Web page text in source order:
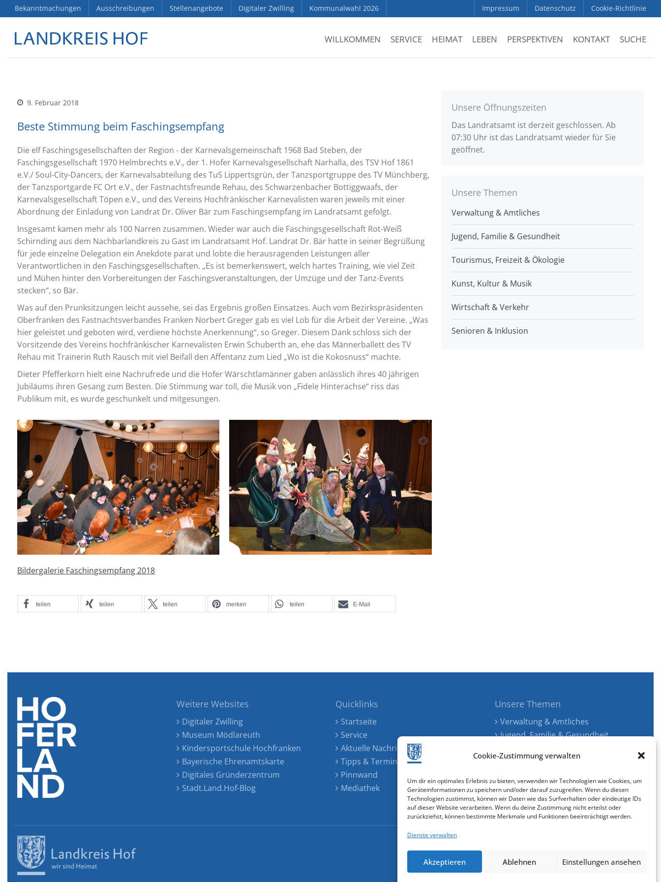
Cookie-Zustimmung verwalten
Um dir ein optimales Erlebnis zu bieten, verwenden wir Technologien wie Cookies, um
Geräteinformationen zu speichern und/oder darauf zuzugreifen. Wenn du diesen
Technologien zustimmst, können wir Daten wie das Surfverhalten oder eindeutige IDs
auf dieser Website verarbeiten. Wenn du deine Zustimmung nicht erteilst oder
zurückziehst, können bestimmte Merkmale und Funktionen beeinträchtigt werden.
Dienste verwalten
Akzeptieren Ablehnen Einstellungen ansehen
Bekanntmachungen Ausschreibungen Stellenangebote Digitaler Zwilling Kommunalwahl 2026 Impressum Datenschutz Cookie-Richtlinie
WILLKOMMEN SERVICE HEIMAT LEBEN PERSPEKTIVEN KONTAKT SUCHE
9. Februar 2018
Beste Stimmung beim Faschingsempfang
Die elf Faschingsgesellschaften der Region - der Karnevalsgemeinschaft 1968 Bad Steben, der
Faschingsgesellschaft 1970 Helmbrechts e.V., der 1. Hofer Karnevalsgesellschaft Narhalla, des TSV Hof 1861
e.V./ Soul-City-Dancers, der Karnevalsabteilung des TuS Lippertsgrün, der Tanzsportgruppe des TV Münchberg,
der Tanzsportgarde FC Ort e.V., der Fastnachtsfreunde Rehau, des Schwarzenbacher Bottiggwaafs, der
Karnevalsgesellschaft Töpen e.V., und des Vereins Hochfränkischer Karnevalisten waren jeweils mit einer
Abordnung der Einladung von Landrat Dr. Oliver Bär zum Faschingsempfang im Landratsamt gefolgt.
Insgesamt kamen mehr als 100 Narren zusammen. Wieder war auch die Faschingsgesellschaft Rot-Weiß
Schirnding aus dem Nachbarlandkreis zu Gast im Landratsamt Hof. Landrat Dr. Bär hatte in seiner Begrüßung
für jede einzelne Delegation ein Anekdote parat und lobte die herausragenden Leistungen aller
Verantwortlichen in den Faschingsgesellschaften. „Es ist bemerkenswert, welch hartes Training, wie viel Zeit
und Mühen hinter den Vorbereitungen der Faschingsveranstaltungen, der Umzüge und der Tanz-Events
stecken“, so Bär.
Was auf den Prunksitzungen leicht aussehe, sei das Ergebnis großen Einsatzes. Auch vom Bezirkspräsidenten
Oberfranken des Fastnachtsverbandes Franken Norbert Greger gab es viel Lob für die Arbeit der Vereine. „Was
hier geleistet und geboten wird, verdiene höchste Anerkennung“, so Greger. Diesem Dank schloss sich der
Vorsitzende des Vereins hochfränkischer Karnevalisten Erwin Schuberth an, ehe das Männerballett des TV
Rehau mit Trainerin Ruth Rausch mit viel Beifall den Affentanz zum Lied „Wo ist die Kokosnuss“ machte.
Dieter Pfefferkorn hielt eine Nachrufrede und die Hofer Wärschtlamänner gaben anlässlich ihres 40 jährigen
Jubiläums ihren Gesang zum Besten. Die Stimmung war toll, die Musik von „Fidele Hinterachse“ riss das
Publikum mit, es wurde geschunkelt und mitgesungen.
Bildergalerie Faschingsempfang 2018
teilen teilen teilen merken teilen E-Mail
Unsere Öffnungszeiten
Das Landratsamt ist derzeit geschlossen. Ab
07:30 Uhr ist das Landratsamt wieder für Sie
geöffnet.
Unsere Themen
Verwaltung & Amtliches
Jugend, Familie & Gesundheit
Tourismus, Freizeit & Ökologie
Kunst, Kultur & Musik
Wirtschaft & Verkehr
Senioren & Inklusion
Weitere Websites
Digitaler Zwilling
Museum Mödlareuth
Kindersportschule Hochfranken
Bayerische Ehrenamtskarte
Digitales Gründerzentrum
Stadt.Land.Hof-Blog
Quicklinks
Startseite
Service
Aktuelle Nachrichten
Tipps & Termine
Pinnwand
Mediathek
Unsere Themen
Verwaltung & Amtliches
Jugend, Familie & Gesundheit
Kunst, Kultur & Musik
Senioren & Inklusion
Cookie-Richtlinie (EU)